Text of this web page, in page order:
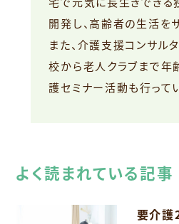
開発し、高齢者の生活を
また、介護支援コンサル
校から老人クラブまで年
護セミナー活動も行って
よく読まれている記事
要介護